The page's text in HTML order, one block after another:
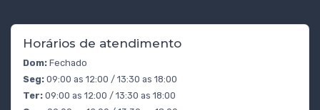
Horários de atendimento
Dom: Fechado
Seg: 09:00 as 12:00 / 13:30 as 18:00
Ter: 09:00 as 12:00 / 13:30 as 18:00